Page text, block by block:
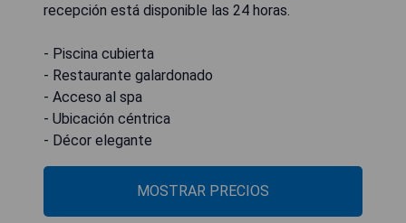
recepción está disponible las 24 horas.
- Piscina cubierta
- Restaurante galardonado
- Acceso al spa
- Ubicación céntrica
- Décor elegante
MOSTRAR PRECIOS